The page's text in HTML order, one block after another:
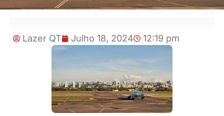
Lazer QT Julho 18, 2024 12:19 pm